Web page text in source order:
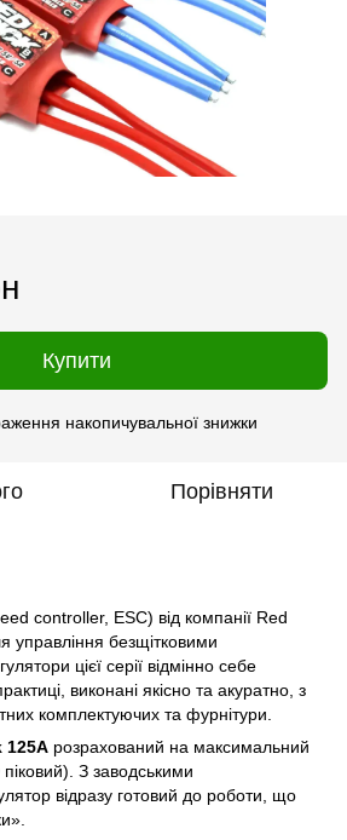
Купити
накопичувальної знижки
Порівняти
controller, ESC) від компанії Red
управління безщітковими
цієї серії відмінно себе
виконані якісно та акуратно, з
комплектуючих та фурнітури.
125A розрахований на максимальний
З заводськими
відразу готовий до роботи, що